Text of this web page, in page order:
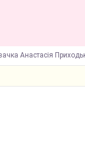
Анастасія